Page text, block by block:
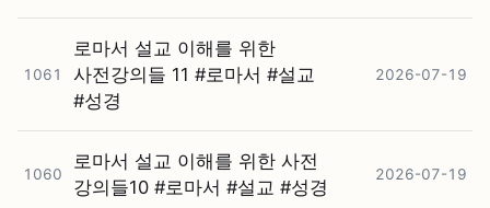
1061
로마서 설교 이해를 위한
사전강의들 11 #⁠로마서 #⁠설교
#⁠성경
2026-07-19
1060
로마서 설교 이해를 위한 사전
강의들10 #⁠로마서 #⁠설교 #⁠성경
2026-07-19